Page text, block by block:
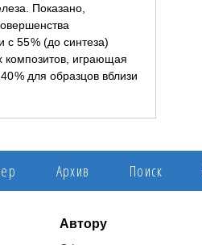
Показано,
с 55 % (до синтеза)
композитов, играющая
% для образцов вблизи
Архив Поиск
Автору